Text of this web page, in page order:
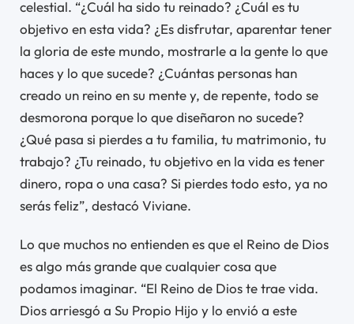
celestial. “¿Cuál ha sido tu reinado? ¿Cuál es tu
objetivo en esta vida? ¿Es disfrutar, aparentar tener
la gloria de este mundo, mostrarle a la gente lo que
haces y lo que sucede? ¿Cuántas personas han
creado un reino en su mente y, de repente, todo se
desmorona porque lo que diseñaron no sucede?
¿Qué pasa si pierdes a tu familia, tu matrimonio, tu
trabajo? ¿Tu reinado, tu objetivo en la vida es tener
dinero, ropa o una casa? Si pierdes todo esto, ya no
serás feliz”, destacó Viviane.
Lo que muchos no entienden es que el Reino de Dios
es algo más grande que cualquier cosa que
podamos imaginar. “El Reino de Dios te trae vida.
Dios arriesgó a Su Propio Hijo y lo envió a este